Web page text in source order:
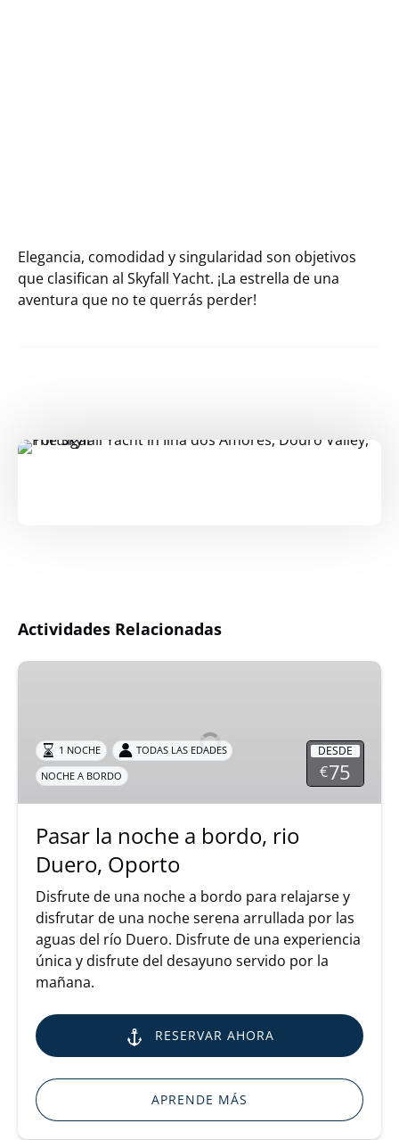
Elegancia, comodidad y singularidad son objetivos
que clasifican al Skyfall Yacht. ¡La estrella de una
aventura que no te querrás perder!
Actividades Relacionadas
Pasar
bordo,
rio
Duero,
DESDE
€75
1 NOCHE
TODAS LAS EDADES
NOCHE A BORDO
Pasar la noche a bordo, rio
Duero, Oporto
Disfrute de una noche a bordo para relajarse y
disfrutar de una noche serena arrullada por las
aguas del río Duero. Disfrute de una experiencia
única y disfrute del desayuno servido por la
mañana.
RESERVAR AHORA
APRENDE MÁS